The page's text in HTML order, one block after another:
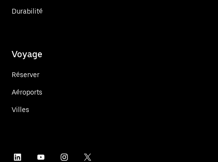
Durabilité
Voyage
Réserver
Aéroports
Villes